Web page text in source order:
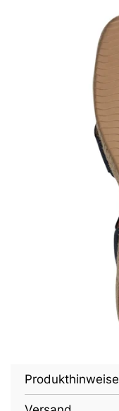
Produkthinweise